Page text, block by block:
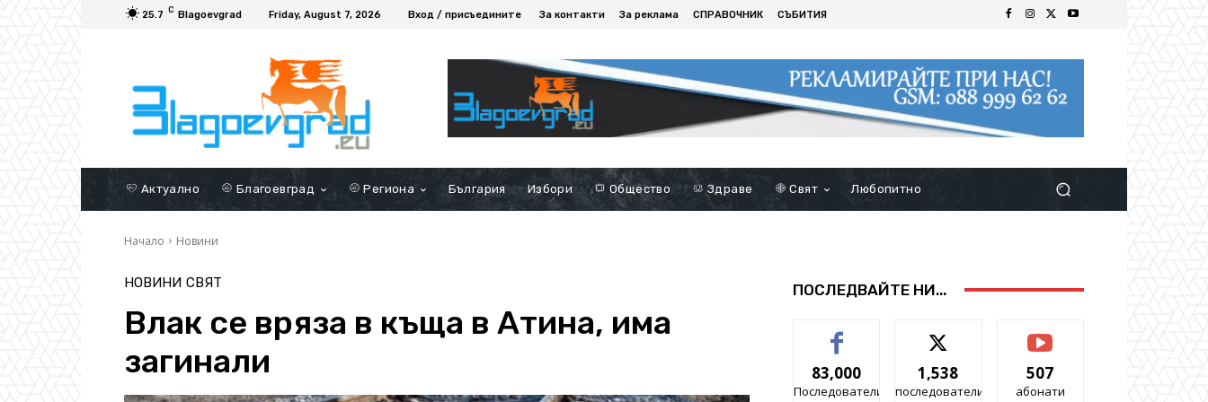
25.7 C Blagoevgrad Friday, August 7, 2026 Вход / присъедините За контакти За реклама СПРАВОЧНИК СЪБИТИЯ
Актуално Благоевград Региона България Избори Общество Здраве Свят Любопитно
Начало Новини
НОВИНИ СВЯТ
Влак се вряза в къща в Атина, има
загинали
ПОСЛЕДВАЙТЕ НИ...
83,000
Последователи
1,538
последователи
507
абонати